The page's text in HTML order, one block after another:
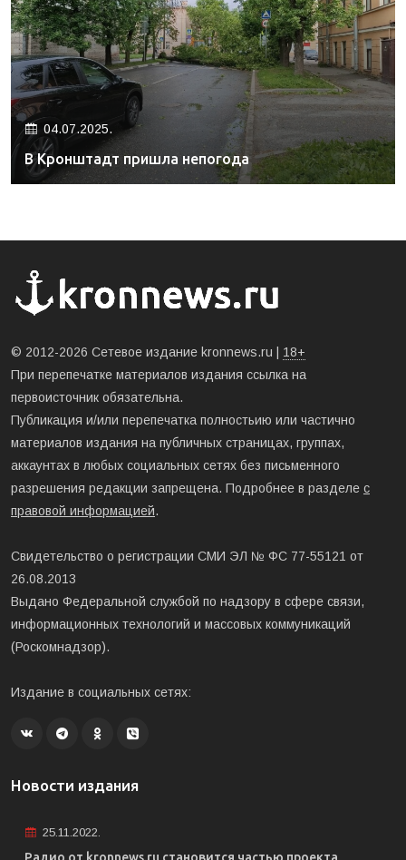
04.07.2025.
В Кронштадт пришла непогода
© 2012-2026 Сетевое издание kronnews.ru | 18+
При перепечатке материалов издания ссылка на
первоисточник обязательна.
Публикация и/или перепечатка полностьию или частично
материалов издания на публичных страницах, группах,
аккаунтах в любых социальных сетях без письменного
разрешения редакции запрещена. Подробнее в разделе с
правовой информацией.
Свидетельство о регистрации СМИ ЭЛ № ФС 77-55121 от
26.08.2013
Выдано Федеральной службой по надзору в сфере связи,
информационных технологий и массовых коммуникаций
(Роскомнадзор).
Издание в социальных сетях:
Новости издания
25.11.2022.